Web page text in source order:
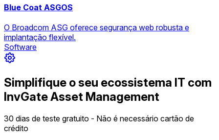
Blue Coat ASGOS
O Broadcom ASG oferece segurança web robusta e
implantação flexível.
Software
Simplifique o seu ecossistema IT com
InvGate Asset Management
30 dias de teste gratuito - Não é necessário cartão de
crédito